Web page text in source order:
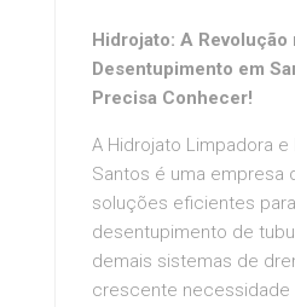
Hidrojato: A Revolução
Desentupimento em
Precisa Conhecer!
A Hidrojato Limpadora
Santos é uma empresa
soluções eficientes
desentupimento de
demais sistemas de
crescente necessidade